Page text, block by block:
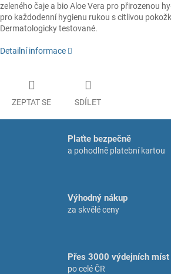
zeleného čaje a bio Aloe Vera pro přirozenou
pro každodenní hygienu rukou s citlivou
Dermatologicky testované.
Detailní informace
ZEPTAT SE SDÍLET
Plaťte bezpečně
a pohodlně platební kartou
Výhodný nákup
za skvělé ceny
Přes 3000 výdejních míst
po celé ČR